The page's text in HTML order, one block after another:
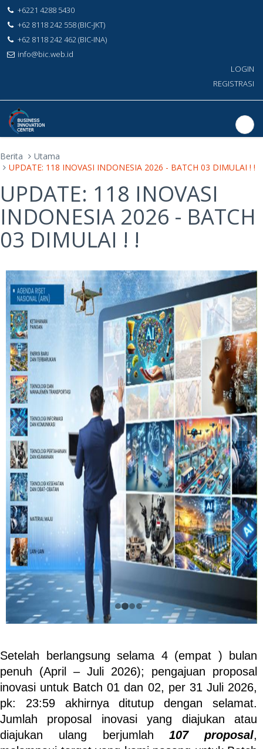
+6221 4288 5430
+62 8118 242 558 (BIC-JKT)
+62 8118 242 462 (BIC-INA)
info@bic.web.id
LOGIN
REGISTRASI
Berita
Utama
UPDATE: 118 INOVASI INDONESIA 2026 - BATCH 03 DIMULAI ! !
UPDATE: 118 INOVASI
INDONESIA 2026 - BATCH
03 DIMULAI ! !
Setelah berlangsung selama 4 (empat ) bulan
penuh (April – Juli 2026); pengajuan proposal
inovasi untuk Batch 01 dan 02, per 31 Juli 2026,
pk: 23:59 akhirnya ditutup dengan selamat.
Jumlah proposal inovasi yang diajukan atau
diajukan ulang berjumlah107 proposal,